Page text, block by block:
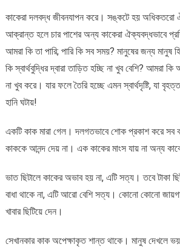
কাকেরা দলবদ্ধ জীবনযাপন করে। সঙ্কটে হয়
আক্রান্ত হলে চার পাশের অন্য কাকেরা ঐক্যবদ্ধভাবে
আমরা কি তা পারি; পারি কি সব সময়? মানুষের জন্য মানুষ
কি স্বার্থবুদ্ধির দ্বারা তাড়িত হচ্ছি না খুব বেশি? আমরা কি
না খুব করে। যার ফলে তৈরি হচ্ছে এমন স্বার্থদৃষ্টি, যা
হানি ঘটায়!
একটি কাক মারা গেল। দলগতভাবে শোক প্রকাশ করে
কাককে আনন্দ দেয় না। এক কাকের মাংস যায় না অন্য
ভাত ছিটালে কাকের অভাব হয় না, এটি সত্য। তবে টাকা
বাধা থাকে না, এটি আরো বেশি সত্য। কোনো কোনো
খাবার ছিটিয়ে দেন।
সেখানকার কাক অপেক্ষাকৃত শান্ত থাকে। মানুষ দেখলে